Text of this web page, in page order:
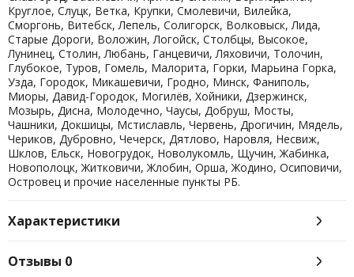
Круглое, Слуцк, Ветка, Крупки, Смолевичи, Вилейка,
Сморгонь, Витебск, Лепель, Солигорск, Волковыск, Лида,
Старые Дороги, Воложин, Логойск, Столбцы, Высокое,
Лунинец, Столин, Любань, Ганцевичи, Ляховичи, Толочин,
Глубокое, Туров, Гомель, Малорита, Горки, Марьина Горка,
Узда, Городок, Микашевичи, Гродно, Минск, Фаниполь,
Миоры, Давид-Городок, Могилёв, Хойники, Дзержинск,
Мозырь, Дисна, Молодечно, Чаусы, Добруш, Мосты,
Чашники, Докшицы, Мстиславль, Червень, Дрогичин, Мядель,
Чериков, Дубровно, Чечерск, Дятлово, Наровля, Несвиж,
Шклов, Ельск, Новогрудок, Новолукомль, Щучин, Жабинка,
Новополоцк, Житковичи, Жлобин, Орша, Жодино, Осиповичи,
Островец и прочие населенные пункты РБ.
Характеристики
Отзывы 0